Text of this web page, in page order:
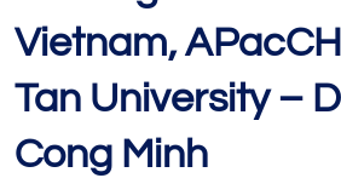
Vietnam,
Tan University –
Cong Minh